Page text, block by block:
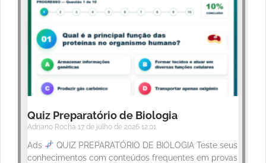
Quiz Preparatório de Biologia
Adriano Rocha 17 de julho de 2026 12:01
Ads
QUIZ PREPARATÓRIO DE BIOLOGIA Teste seus
conhecimentos com conteúdos frequentes em provas